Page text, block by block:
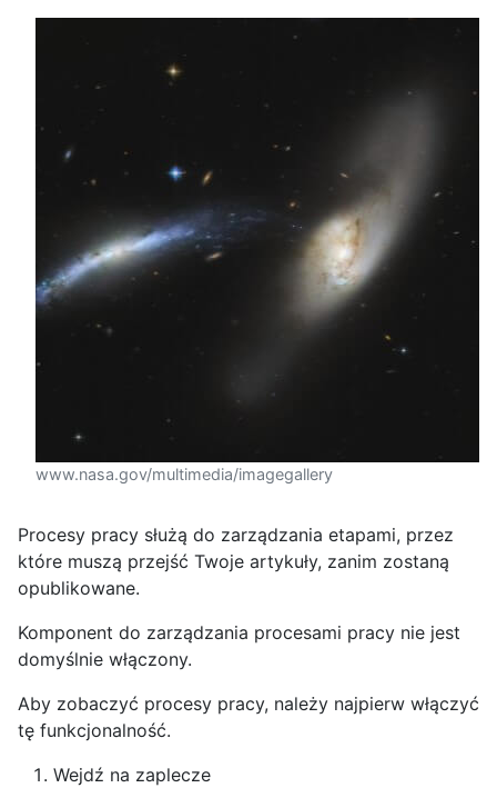
www.nasa.gov/multimedia/imagegallery
Procesy pracy służą do zarządzania etapami, przez
które muszą przejść Twoje artykuły, zanim zostaną
opublikowane.
Komponent do zarządzania procesami pracy nie jest
domyślnie włączony.
Aby zobaczyć procesy pracy, należy najpierw włączyć
tę funkcjonalność.
Wejdź na zaplecze